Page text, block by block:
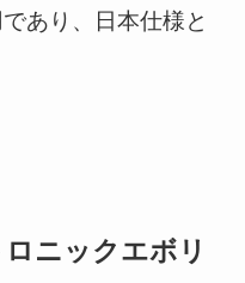
あり、日本仕様と
ニックエボリ